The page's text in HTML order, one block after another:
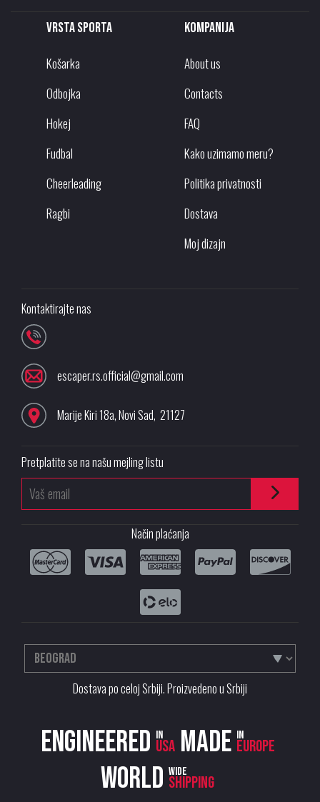
Vrsta sporta
Košarka
Odbojka
Hokej
Fudbal
Cheerleading
Ragbi
Kompanija
About us
Contacts
FAQ
Kako uzimamo meru?
Politika privatnosti
Dostava
Moj dizajn
Kontaktirajte nas
escaper.rs.official@gmail.com
Marije Kiri 18a,Novi Sad, 21127
Pretplatite se na našu mejling listu
Način plaćanja
Dostava po celoj Srbiji. Proizvedeno u Srbiji
Engineered in
USA Made in
Europe
World wide
shipping